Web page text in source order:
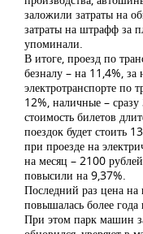
заложили затраты на
затраты на штрафф за
упоминали.
В итоге, проезд по
безналу – на 11,4%,
электротранспорте по
12%, наличные –
стоимость билетов
поездок будет стоить
при проезде на
на месяц – 2100
повысили на 9,37%.
Последний раз цена на
повышалась более
При этом парк машин